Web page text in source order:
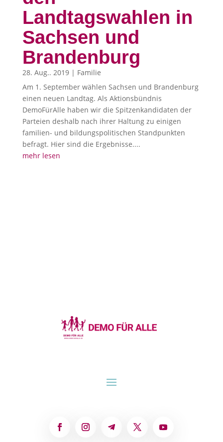
Landtagswahlen in
Sachsen und
Brandenburg
28. Aug.. 2019| Familie
Am 1. September wählen Sachsen und Brandenburg
einen neuen Landtag. Als Aktionsbündnis
DemoFürAlle haben wir die Spitzenkandidaten der
Parteien deshalb nach ihrer Haltung zu einigen
familien- und bildungspolitischen Standpunkten
befragt. Hier sind die Ergebnisse....
mehr lesen